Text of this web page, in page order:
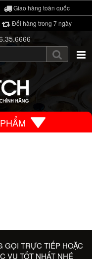
Giao hàng toàn quốc
Đổi hàng trong 7 ngày
GỌI TRỰC TIẾP HOẶC
VỤ TỐT NHẤT NHÉ